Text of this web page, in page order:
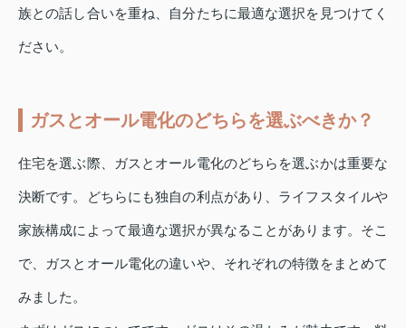
族との話し合いを重ね、自分たちに最適な選択を見つけてく
ださい。
ガスとオール電化のどちらを選ぶべきか？
住宅を選ぶ際、ガスとオール電化のどちらを選ぶかは重要な
決断です。どちらにも独自の利点があり、ライフスタイルや
家族構成によって最適な選択が異なることがあります。そこ
で、ガスとオール電化の違いや、それぞれの特徴をまとめて
みました。